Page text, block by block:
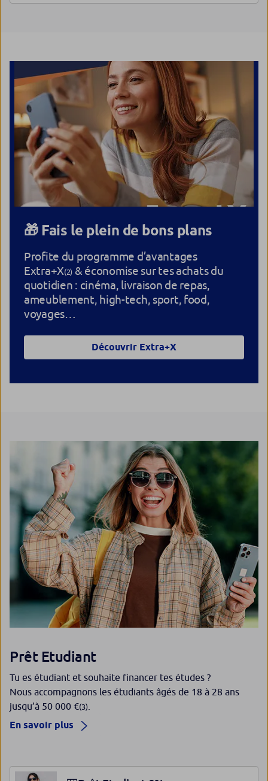
🎁 Fais le plein de bons plans
Profite du programme d’avantages
Extra+X(2) & économise sur tes achats du
quotidien : cinéma, livraison de repas,
ameublement, high-tech, sport, food,
voyages…
Découvrir Extra+X
Prêt Etudiant
Tu es étudiant et souhaite financer tes études ?
Nous accompagnons les étudiants âgés de 18 à 28 ans
jusqu’à 50 000 €(3)
En savoir plus